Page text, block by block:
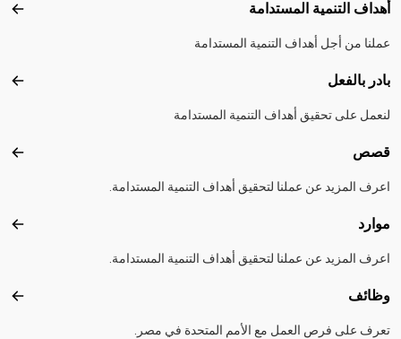
أهداف التنمية المستدامة
عملنا من أجل أهداف التنمية المستدامة
بادر بالفعل
لنعمل على تحقيق أهداف التنمية المستدامة
قصص
اعرف المزيد عن عملنا لتحقيق أهداف التنمية المستدامة.
موارد
اعرف المزيد عن عملنا لتحقيق أهداف التنمية المستدامة.
وظائف
تعرف على فرص العمل مع الأمم المتحدة في مصر.